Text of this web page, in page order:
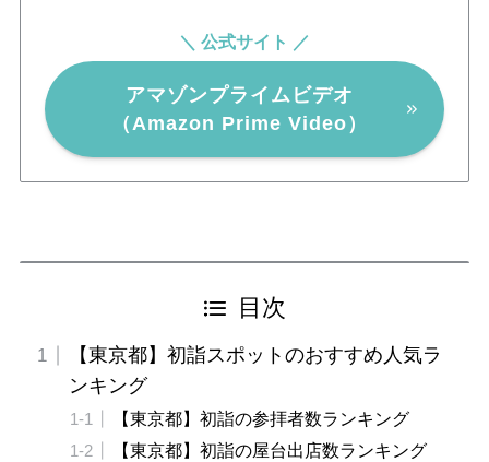
＼ 公式サイト ／
アマゾンプライムビデオ
（Amazon Prime Video）
目次
【東京都】初詣スポットのおすすめ人気ラ
ンキング
【東京都】初詣の参拝者数ランキング
【東京都】初詣の屋台出店数ランキング